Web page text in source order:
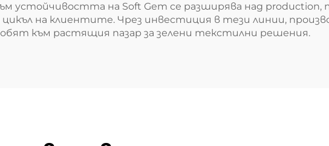
устойчивостта на Soft Gem се разширява над production,
цикъл на клиентите. Чрез инвестиция в тези линии,
към растящия пазар за зелени текстилни решения.